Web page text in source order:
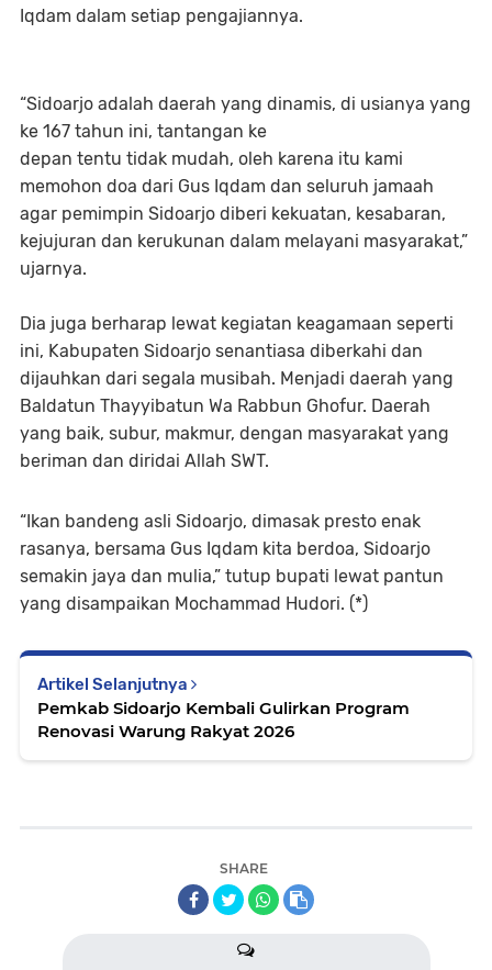
Iqdam dalam setiap pengajiannya.
“Sidoarjo adalah daerah yang dinamis, di usianya yang
ke 167 tahun ini, tantangan ke
depan tentu tidak mudah, oleh karena itu kami
memohon doa dari Gus Iqdam dan seluruh jamaah
agar pemimpin Sidoarjo diberi kekuatan, kesabaran,
kejujuran dan kerukunan dalam melayani masyarakat,”
ujarnya.
Dia juga berharap lewat kegiatan keagamaan seperti
ini, Kabupaten Sidoarjo senantiasa diberkahi dan
dijauhkan dari segala musibah. Menjadi daerah yang
Baldatun Thayyibatun Wa Rabbun Ghofur. Daerah
yang baik, subur, makmur, dengan masyarakat yang
beriman dan diridai Allah SWT.
“Ikan bandeng asli Sidoarjo, dimasak presto enak
rasanya, bersama Gus Iqdam kita berdoa, Sidoarjo
semakin jaya dan mulia,” tutup bupati lewat pantun
yang disampaikan Mochammad Hudori. (*)
Artikel Selanjutnya
Pemkab Sidoarjo Kembali Gulirkan Program
Renovasi Warung Rakyat 2026
SHARE